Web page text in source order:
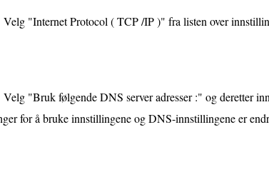
Velg "Internet Protocol ( TCP /IP )" fra listen over
Velg "Bruk følgende DNS server adresser :" og deretter
for å bruke innstillingene og DNS-innstillingene er